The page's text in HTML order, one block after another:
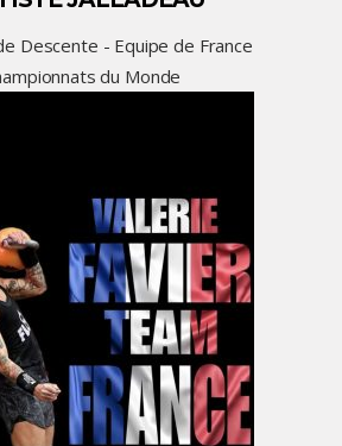
Descente - Equipe de France
du Monde